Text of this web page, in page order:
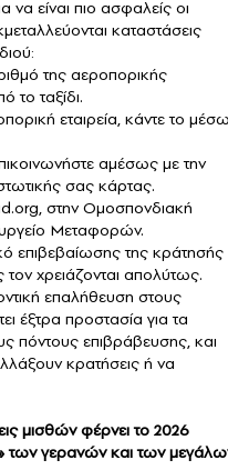
να είναι πιο ασφαλείς οι
καταστάσεις
της αεροπορικής
το ταξίδι.
εταιρεία, κάντε το
αμέσως με την
σας κάρτας.
στην Ομοσπονδιακή
Μεταφορών.
επιβεβαίωσης της κράτησής
χρειάζονται απολύτως.
επαλήθευση στους
έξτρα προστασία για τα
πόντους επιβράβευσης, και
κρατήσεις ή να
μισθών φέρνει το 2026
των γερανών και των